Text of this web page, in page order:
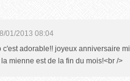
01/2013 08:04
c'est adorable!! joyeux anniversaire
mienne est de la fin du mois!<br />